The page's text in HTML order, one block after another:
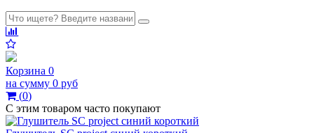
Корзина 0
на сумму 0 руб
(0)
С этим товаром часто покупают